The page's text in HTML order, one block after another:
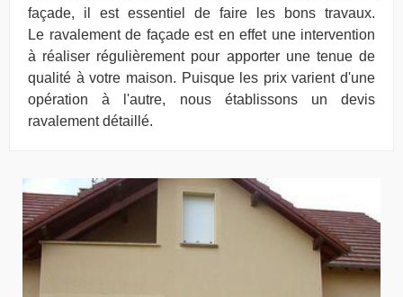
façade, il est essentiel de faire les bons travaux.
Le ravalement de façade est en effet une intervention
à réaliser régulièrement pour apporter une tenue de
qualité à votre maison. Puisque les prix varient d'une
opération à l'autre, nous établissons un devis
ravalement détaillé.